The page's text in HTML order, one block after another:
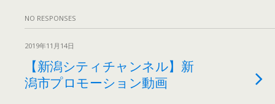
NO RESPONSES
2019年11月14日
【新潟シティチャンネル】新
潟市プロモーション動画